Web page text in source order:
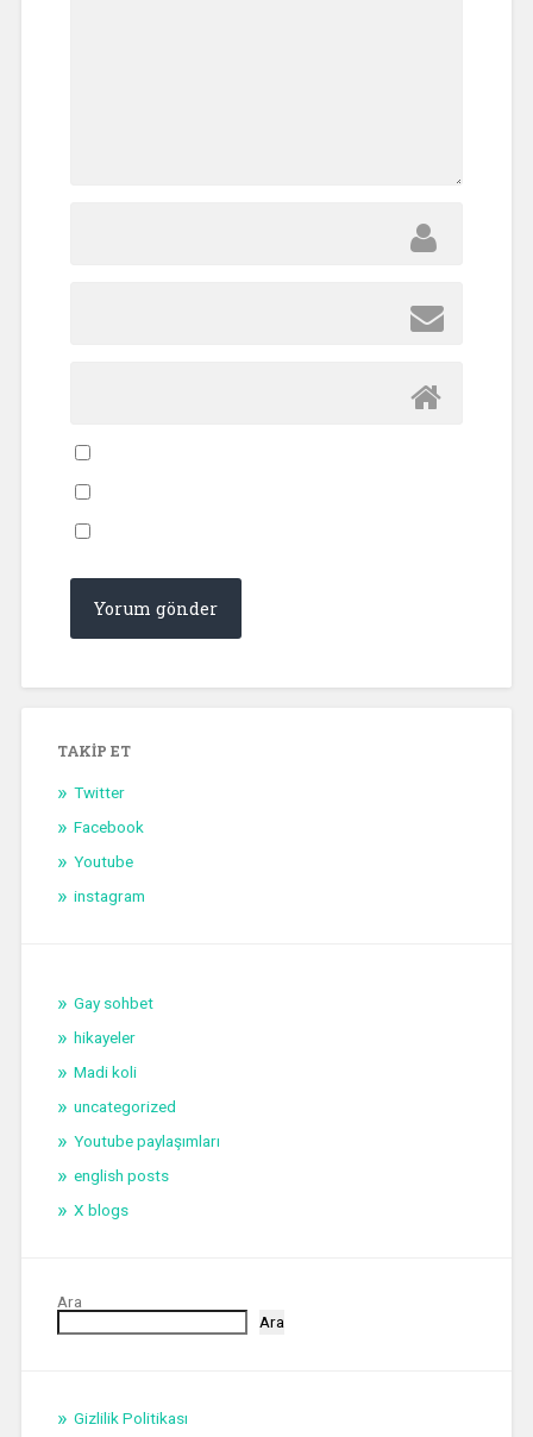
TAKIP ET
Twitter
Facebook
Youtube
instagram
Gay sohbet
hikayeler
Madi koli
uncategorized
Youtube paylaşımları
english posts
X blogs
Ara
Ara
Gizlilik Politikası